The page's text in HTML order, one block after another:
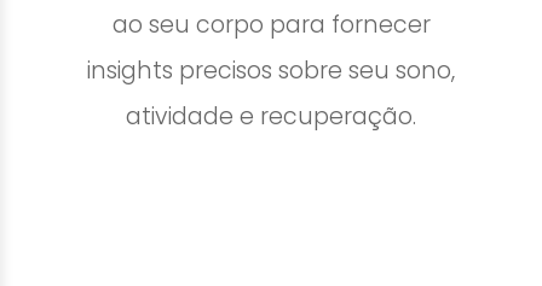
ao seu corpo para fornecer
insights precisos sobre seu sono,
atividade e recuperação.